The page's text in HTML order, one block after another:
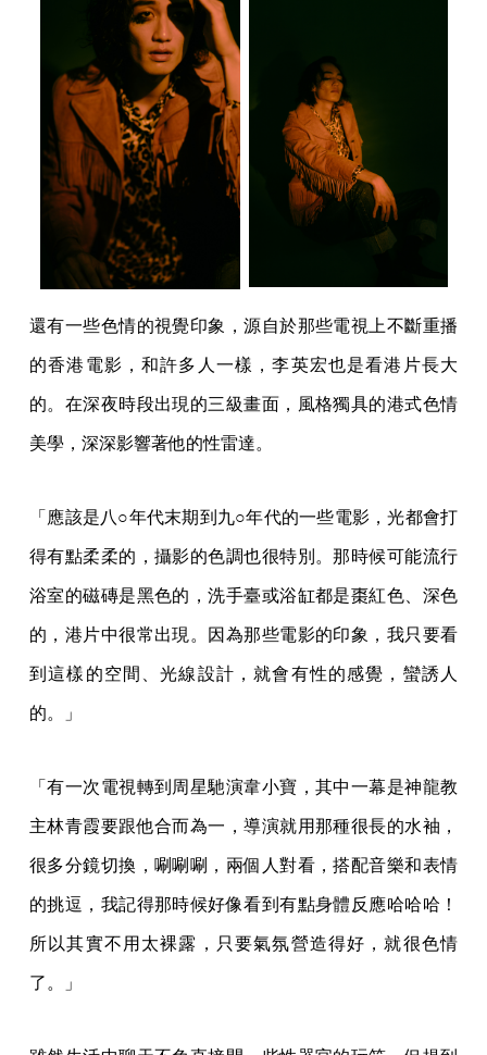
還有一些色情的視覺印象，源自於那些電視上不斷重播
的香港電影，和許多人一樣，李英宏也是看港片長大
的。在深夜時段出現的三級畫面，風格獨具的港式色情
美學，深深影響著他的性雷達。
「應該是八○年代末期到九○年代的一些電影，光都會打
得有點柔柔的，攝影的色調也很特別。那時候可能流行
浴室的磁磚是黑色的，洗手臺或浴缸都是棗紅色、深色
的，港片中很常出現。因為那些電影的印象，我只要看
到這樣的空間、光線設計，就會有性的感覺，蠻誘人
的。」
「有一次電視轉到周星馳演韋小寶，其中一幕是神龍教
主林青霞要跟他合而為一，導演就用那種很長的水袖，
很多分鏡切換，唰唰唰，兩個人對看，搭配音樂和表情
的挑逗，我記得那時候好像看到有點身體反應哈哈哈！
所以其實不用太裸露，只要氣氛營造得好，就很色情
了。」